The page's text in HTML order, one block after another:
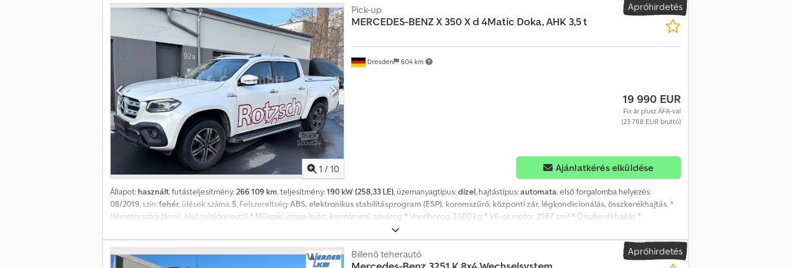
Apróhirdetés
1 / 10
Dresden 604 km
Pick-up
MERCEDES-BENZX 350 X d 4Matic Doka, AHK 3,5 t
19 990 EUR
Fix ár plusz ÁFA-val
(23 788 EUR bruttó)
Ajánlatkérés elküldése
Állapot: használt, futásteljesítmény:266 109 km, teljesítmény:190 kW (258,33 LE), üzemanyagtípus:dízel, hajtástípus:automata, első forgalomba helyezés:
08/2019, szín:fehér, ülések száma: 5, Felszereltség:ABS, elektronikus stabilitásprogram (ESP), koromszűrő, központi zár, légkondicionálás, összkerékhajtás, *
Németországi jármű, első tulajdonostól * Műszaki vizsga lejárt, kormánymű szivárog * Vonóhorog, 3.500 kg * V6-os motor, 2987 cm³ * Összkerékhajtás *
Tolatókamera * Szívesen küldök videót WhatsApp-on keresztül * WhatsApp elérhetőség: * Lengyel kapcsolattartó: ????? ????? * Az értékesítés ügyfél-
megbízásból történik, garancia nélkül. Az adatok tájékoztató jellegűek, az eladás jogát fenntartjuk. További felszereltség: Vezető- és utasoldali légzsák,
összkerékhajtás, Audio 20 hangrendszer érintőpaddal, hátsó lökhárító fellépő, elektromosan állítható és fűthető külső tükrök mindkét oldalon, Progressive
design- és felszereltségi szint, elektromos csatlakozó vonóhoroghoz, Agility Select / Dynamic Select menetmód kapcsoló, aktív vészfékasszisztens, aktív sávtartó
Apróhirdetés
Billenő teherautó